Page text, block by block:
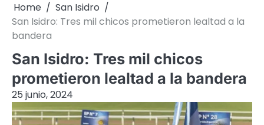
Home
San Isidro
San Isidro: Tres mil chicos prometieron lealtad a la
bandera
San Isidro: Tres mil chicos
prometieron lealtad a la bandera
25 junio, 2024